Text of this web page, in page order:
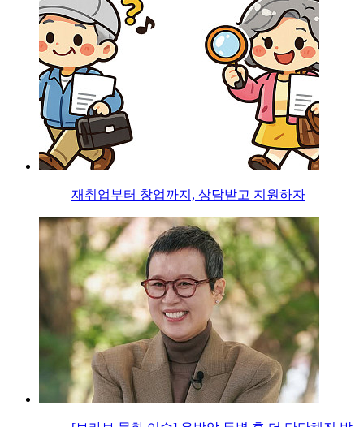
재취업부터 창업까지, 상담받고 지원하자